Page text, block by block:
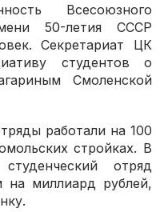
Всесоюзного
50-летия СССР
Секретариат ЦК
студентов о
Смоленской
работали на 100
стройках. В
отряд
на миллиард рублей,